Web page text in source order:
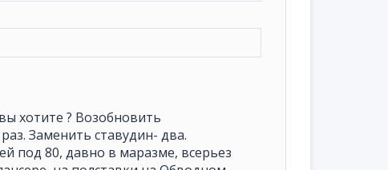
хотите ? Возобновить
Заменить ставудин- два.
под 80, давно в маразме, всерьез